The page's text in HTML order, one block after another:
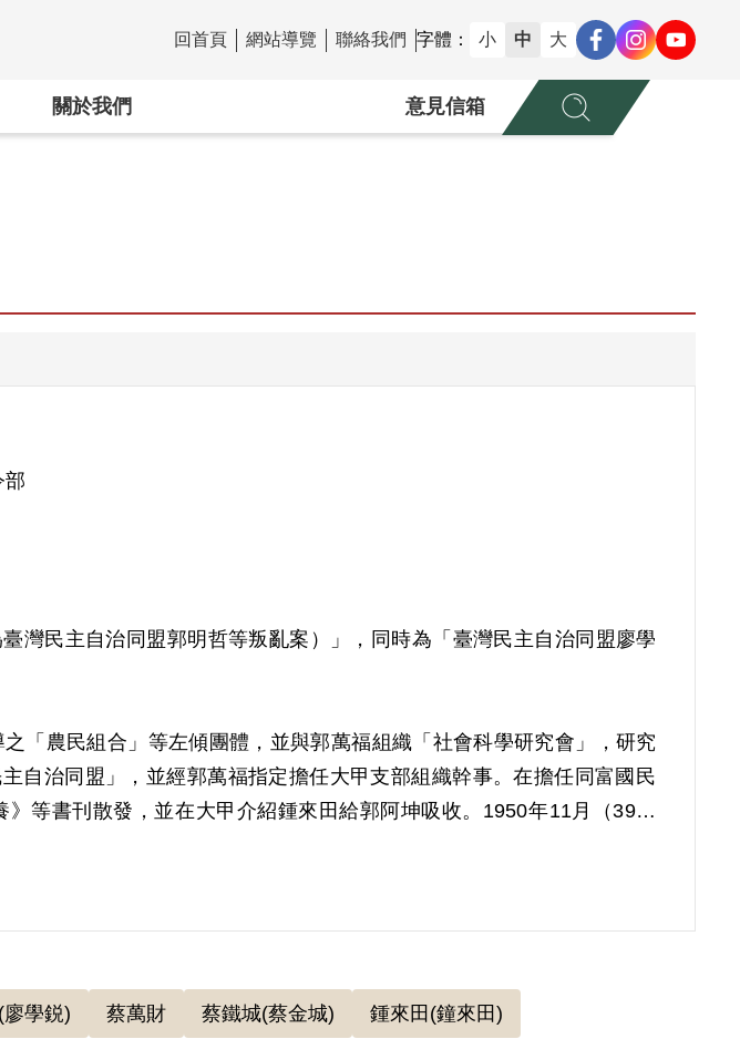
:::
回首頁 網站導覽 聯絡我們 字體： 小 中 大
關於我們 意見信箱
部
灣民主自治同盟郭明哲等叛亂案）」，同時為「臺灣民主自治同盟廖學
「農民組合」等左傾團體，並與郭萬福組織「社會科學研究會」，研究
自治同盟」，並經郭萬福指定擔任大甲支部組織幹事。在擔任同富國民
等書刊散發，並在大甲介紹鍾來田給郭阿坤吸收。1950年11月（39）
坤決定參加，並由郭萬福代寫郭明哲與蘇海樹加入組織之自傳。
廖學鋭) 蔡萬財 蔡鐵城(蔡金城) 鍾來田(鐘來田)